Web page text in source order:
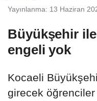
Yayınlanma: 13 Haziran
Büyükşehir
engeli yok
Kocaeli
girecek